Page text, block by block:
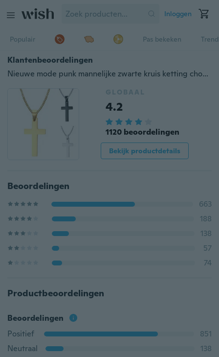
Inloggen
Populair Pas bekeken
Klantenbeoordelingen
Nieuwe mode punk mannelijke zwarte kruis ketting choker hanger ketting zilver goud zwart roestvrij staal jesus kruis kettingen hangers buitensporten geluk sieraden voor vrouwen en coole mannen accessoires Birthda
GLOBAAL
4.2
1120 beoordelingen
Bekijk productdetails
Beoordelingen
663
188
138
57
74
Productbeoordelingen
Beoordelingen
Positief
851
Neutraal
138